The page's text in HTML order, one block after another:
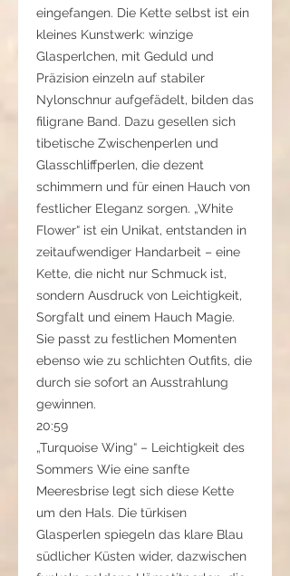
eingefangen. Die Kette selbst ist ein
kleines Kunstwerk: winzige
Glasperlchen, mit Geduld und
Präzision einzeln auf stabiler
Nylonschnur aufgefädelt, bilden das
filigrane Band. Dazu gesellen sich
tibetische Zwischenperlen und
Glasschliffperlen, die dezent
schimmern und für einen Hauch von
festlicher Eleganz sorgen. „White
Flower“ ist ein Unikat, entstanden in
zeitaufwendiger Handarbeit – eine
Kette, die nicht nur Schmuck ist,
sondern Ausdruck von Leichtigkeit,
Sorgfalt und einem Hauch Magie.
Sie passt zu festlichen Momenten
ebenso wie zu schlichten Outfits, die
durch sie sofort an Ausstrahlung
gewinnen.
20:59
„Turquoise Wing“ – Leichtigkeit des
Sommers Wie eine sanfte
Meeresbrise legt sich diese Kette
um den Hals. Die türkisen
Glasperlen spiegeln das klare Blau
südlicher Küsten wider, dazwischen